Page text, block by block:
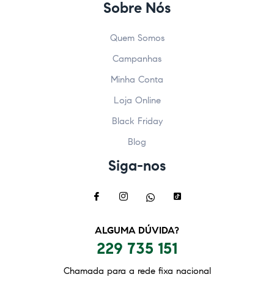
Sobre Nós
Quem Somos
Campanhas
Minha Conta
Loja Online
Black Friday
Blog
Siga-nos
ALGUMA DÚVIDA?
229 735 151
Chamada para a rede fixa nacional